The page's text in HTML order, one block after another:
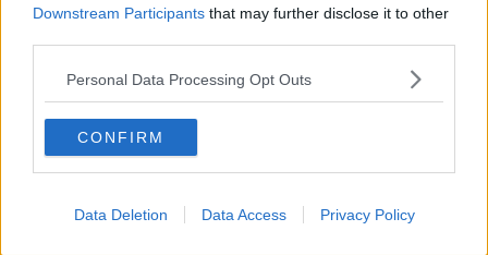
Downstream Participants that may further disclose it to other
Personal Data Processing Opt Outs
CONFIRM
Data Deletion Data Access Privacy Policy
Insomma per Grosseto e co. il progetto così fatto non va bene.
Oltre ai tecnici e agli amministratori del territorio questa visione va
convincendo anche la Regione che, come ha riferito il sindaco
Vivarelli Colonna, ha chiesto a Sat
sugli aspetti idraulici che su quelli paesaggistici.
"Ma vogliamo vedere le carte. - ha concluso Vivarelli Colonna - Tutti
i pareri tecnici che i singoli Enti hanno espresso finora ci danno la